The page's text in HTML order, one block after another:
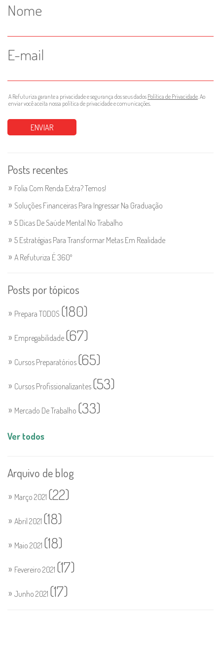
Nome
E-mail
A Refuturiza garante a privacidade e segurança dos seus dados Política de Privacidade. Ao
enviar você aceita nossa política de privacidade e comunicações.
Posts recentes
Folia Com Renda Extra? Temos!
Soluções Financeiras Para Ingressar Na Graduação
5 Dicas De Saúde Mental No Trabalho
5 Estratégias Para Transformar Metas Em Realidade
A Refuturiza É 360º
Posts por tópicos
Prepara TODOS (180)
Empregabilidade (67)
Cursos Preparatórios (65)
Cursos Profissionalizantes (53)
Mercado De Trabalho (33)
Ver todos
Arquivo de blog
Março 2021 (22)
Abril 2021 (18)
Maio 2021 (18)
Fevereiro 2021 (17)
Junho 2021 (17)